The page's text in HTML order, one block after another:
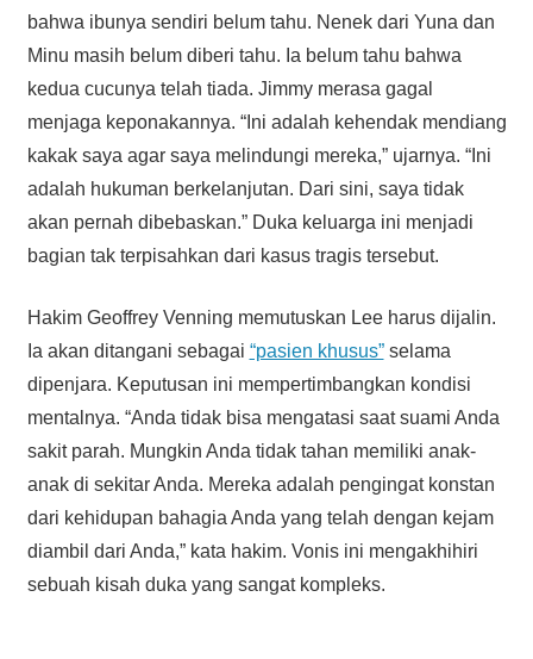
bahwa ibunya sendiri belum tahu. Nenek dari Yuna dan
Minu masih belum diberi tahu. Ia belum tahu bahwa
kedua cucunya telah tiada. Jimmy merasa gagal
menjaga keponakannya. “Ini adalah kehendak mendiang
kakak saya agar saya melindungi mereka,” ujarnya. “Ini
adalah hukuman berkelanjutan. Dari sini, saya tidak
akan pernah dibebaskan.” Duka keluarga ini menjadi
bagian tak terpisahkan dari kasus tragis tersebut.
Hakim Geoffrey Venning memutuskan Lee harus dijalin.
Ia akan ditangani sebagai “pasien khusus”selama
dipenjara. Keputusan ini mempertimbangkan kondisi
mentalnya. “Anda tidak bisa mengatasi saat suami Anda
sakit parah. Mungkin Anda tidak tahan memiliki anak-
anak di sekitar Anda. Mereka adalah pengingat konstan
dari kehidupan bahagia Anda yang telah dengan kejam
diambil dari Anda,” kata hakim. Vonis ini mengakhihiri
sebuah kisah duka yang sangat kompleks.